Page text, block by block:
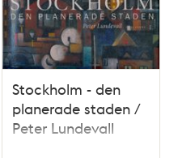
Stockholm - den
planerade staden /
Peter Lundevall